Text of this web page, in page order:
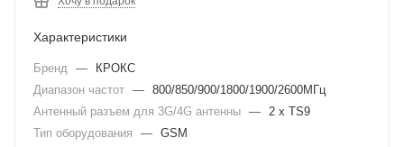
Характеристики
Бренд —
КРОКС
Диапазон частот — 800/850/900/1800/1900/2600МГц
Антенный разъем для 3G/4G антенны — 2 x TS9
Тип оборудования
— GSM